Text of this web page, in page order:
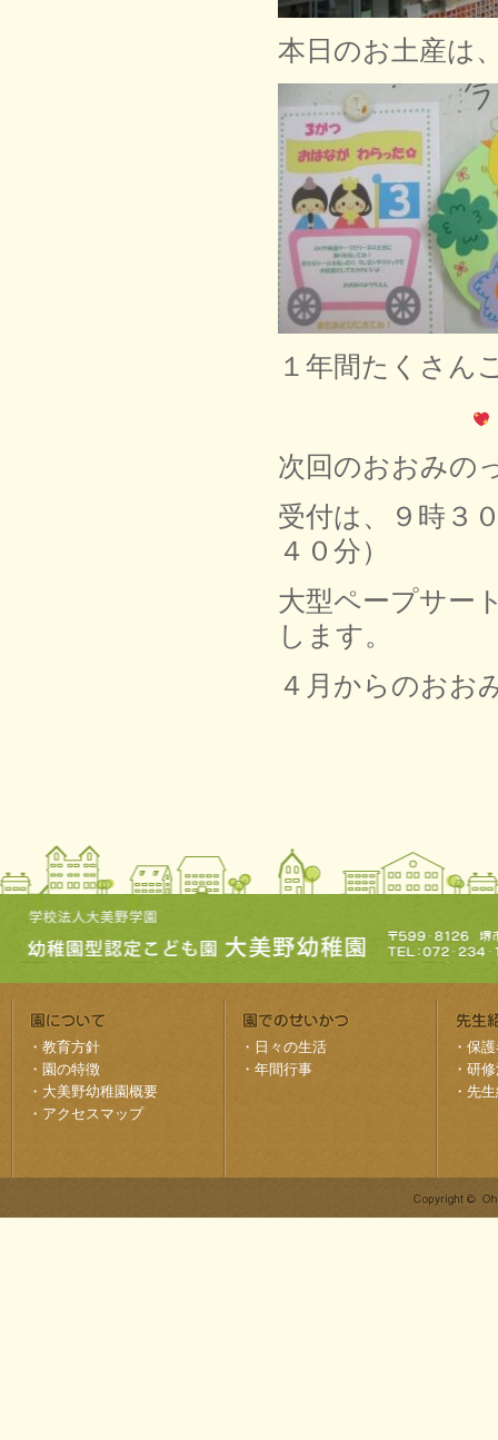
本日のお土産は
１年間たくさん
次回のおおみの
受付は、９時３
４０分）
大型ペープサー
します。
４月からのおお
・ 教育方針
・ 園の特徴
・ 大美野幼稚園概要
・ アクセスマップ
・ 日々の生活
・ 年間行事
・ 保
・ 研
・ 先